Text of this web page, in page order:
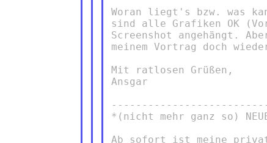
Woran liegt's bzw. was
sind alle Grafiken OK
Screenshot angehängt.
meinem Vortrag doch
Mit ratlosen Grüßen,
Ansgar
*(nicht mehr ganz so)
Ab sofort ist meine